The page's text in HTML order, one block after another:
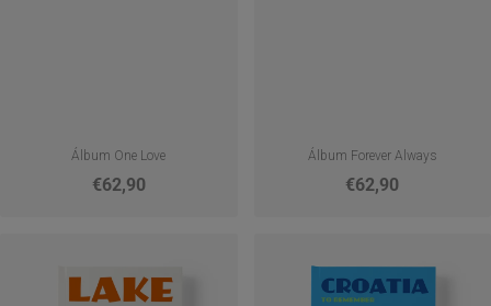
Álbum One Love
€62,90
Álbum Forever Always
€62,90